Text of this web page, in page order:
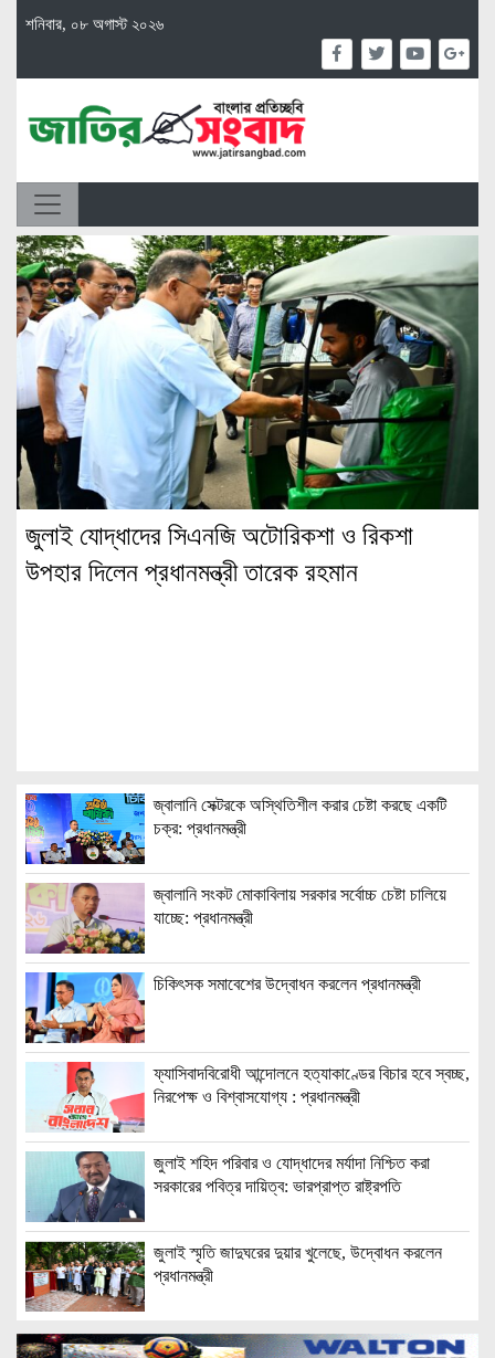
শনিবার, ০৮ অগাস্ট ২০২৬
জুলাই যোদ্ধাদের সিএনজি অটোরিকশা ও রিকশা
উপহার দিলেন প্রধানমন্ত্রী তারেক রহমান
জ্বালানি সেক্টরকে অস্থিতিশীল করার চেষ্টা করছে একটি
চক্র: প্রধানমন্ত্রী
জ্বালানি সংকট মোকাবিলায় সরকার সর্বোচ্চ চেষ্টা চালিয়ে
যাচ্ছে: প্রধানমন্ত্রী
চিকিৎসক সমাবেশের উদ্বোধন করলেন প্রধানমন্ত্রী
ফ্যাসিবাদবিরোধী আন্দোলনে হত্যাকাণ্ডের বিচার হবে স্বচ্ছ,
নিরপেক্ষ ও বিশ্বাসযোগ্য : প্রধানমন্ত্রী
জুলাই শহিদ পরিবার ও যোদ্ধাদের মর্যাদা নিশ্চিত করা
সরকারের পবিত্র দায়িত্ব: ভারপ্রাপ্ত রাষ্ট্রপতি
জুলাই স্মৃতি জাদুঘরের দুয়ার খুলেছে, উদ্বোধন করলেন
প্রধানমন্ত্রী